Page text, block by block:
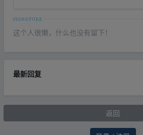
这个人很懒，什么也没有留下！
最新回复
返回